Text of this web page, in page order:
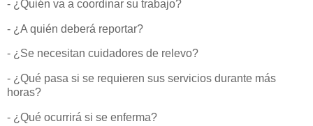
- ¿Quién va a coordinar su trabajo?
- ¿A quién deberá reportar?
- ¿Se necesitan cuidadores de relevo?
- ¿Qué pasa si se requieren sus servicios durante más
horas?
- ¿Qué ocurrirá si se enferma?